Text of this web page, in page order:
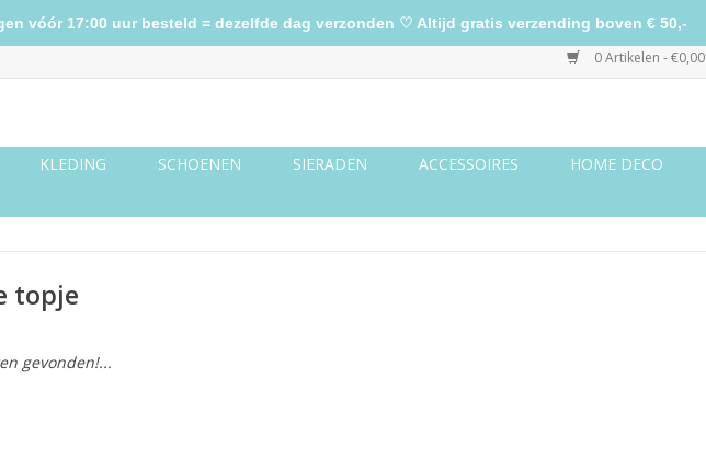
0 Artikelen - €0,00
KLEDING SCHOENEN SIERADEN ACCESSOIRES HOME DECO
topje
gevonden!...
vóór 17:00 uur besteld = dezelfde dag verzonden ♡ Altijd gratis verzending boven € 50,-